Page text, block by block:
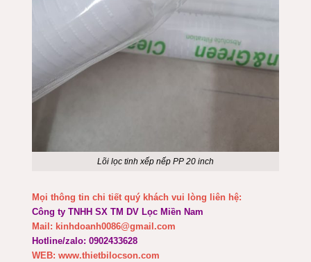
Lõi lọc tinh xếp nếp PP 20 inch
Mọi thông tin chi tiết quý khách vui lòng liên hệ:
Công ty TNHH SX TM DV Lọc Miền Nam
Mail: kinhdoanh0086@gmail.com
Hotline/zalo: 0902433628
WEB: www.thietbilocson.com